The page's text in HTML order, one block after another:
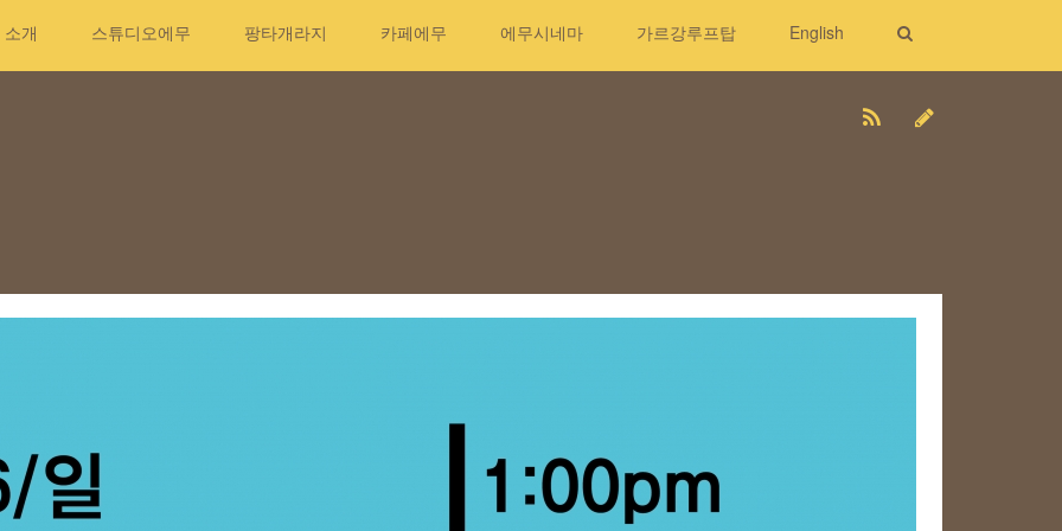
소개 스튜디오에무 팡타개라지 카페에무 에무시네마 가르강루프탑 English